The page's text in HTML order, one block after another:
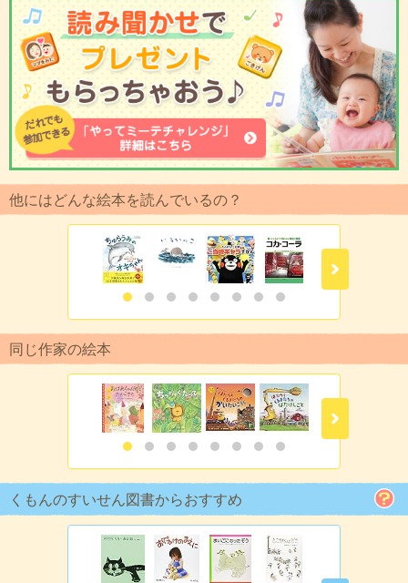
他にはどんな絵本を読んでいるの？
同じ作家の絵本
くもんのすいせん図書からおすすめ